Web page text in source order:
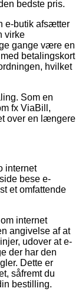
bedste pris.
e-butik afsætter
virke
gange være en
betalingskort
hvilket
Som en
fx ViaBill,
over en længere
internet
bese e-
et omfattende
internet
angivelse af at
udover at e-
der har den
Dette er
såfremt du
bestilling.